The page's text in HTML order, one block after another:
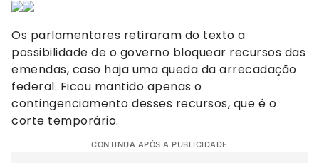
Os parlamentares retiraram do texto a
possibilidade de o governo bloquear recursos das
emendas, caso haja uma queda da arrecadação
federal. Ficou mantido apenas o
contingenciamento desses recursos, que é o
corte temporário.
CONTINUA APÓS A PUBLICIDADE